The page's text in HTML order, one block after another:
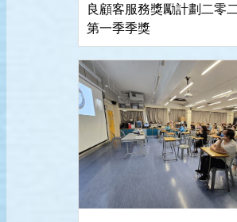
良顧客服務獎勵計劃二零
第一季季獎